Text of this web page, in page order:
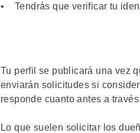
Tendrás que verificar tu
Tu perfil se publicará una vez
enviarán solicitudes si
responde cuanto antes a
Lo que suelen solicitar los